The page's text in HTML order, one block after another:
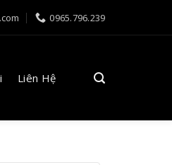
0965.796.239
Liên Hệ